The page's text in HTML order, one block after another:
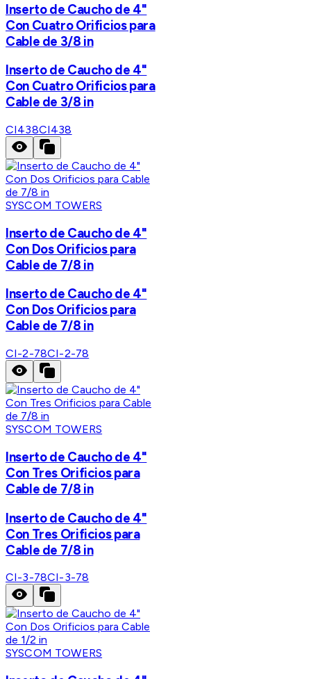
Inserto de Caucho de 4"
Con Cuatro Orificios para
Cable de 3/8 in
Inserto de Caucho de 4"
Con Cuatro Orificios para
Cable de 3/8 in
CI438CI438
SYSCOM TOWERS
Inserto de Caucho de 4"
Con Dos Orificios para
Cable de 7/8 in
Inserto de Caucho de 4"
Con Dos Orificios para
Cable de 7/8 in
CI-2-78CI-2-78
SYSCOM TOWERS
Inserto de Caucho de 4"
Con Tres Orificios para
Cable de 7/8 in
Inserto de Caucho de 4"
Con Tres Orificios para
Cable de 7/8 in
CI-3-78CI-3-78
SYSCOM TOWERS